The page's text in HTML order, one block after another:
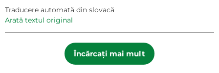
Traducere automată din slovacă
arată textul original
Încărcați mai mult